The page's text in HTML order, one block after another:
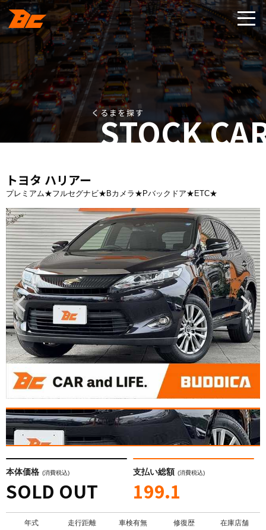
くるまを探す
STOCK
トヨタ ハリアー
プレミアム★フルセグナビ★Bカメラ★Pバックドア★ETC★
本体価格 (消費税込)
SOLD OUT
支払い総額 (消費税込)
199.1
年式 走行距離 車検有無 修復歴 在庫店舗